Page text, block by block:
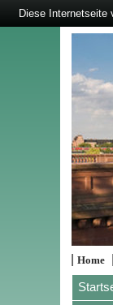
|Home
Diese Internetseite